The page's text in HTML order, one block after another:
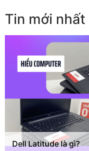
Tin mới nhất
Dell Latitude là gì?